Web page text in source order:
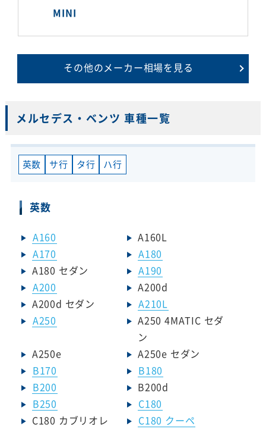
MINI
その他のメーカー相場を見る
メルセデス・ベンツ 車種一覧
英数 サ行 タ行 ハ行
英数
A160
A160L
A170
A180
A180 セダン
A190
A200
A200d
A200d セダン
A210L
A250
A250 4MATIC セダ
ン
A250e
A250e セダン
B170
B180
B200
B200d
B250
C180
C180 カブリオレ
C180 クーペ